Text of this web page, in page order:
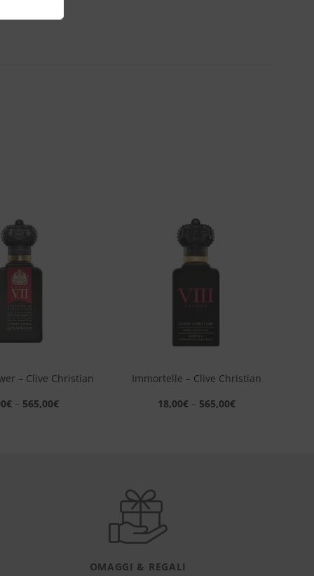
– Clive Christian
€– 565,00€
Immortelle – Clive Christian
18,00€– 565,00€
OMAGGI & REGALI